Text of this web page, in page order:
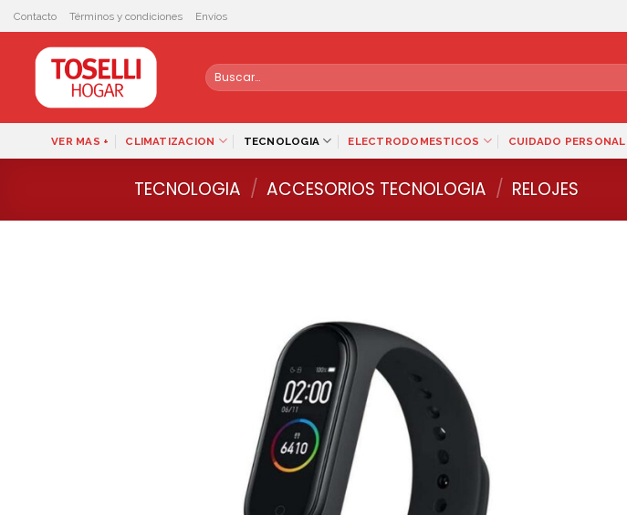
Skip
to
content
Contacto Términos y condiciones Envíos
Buscar
por:
VER MAS + CLIMATIZACION TECNOLOGIA ELECTRODOMESTICOS CUIDADO PERSONAL
TECNOLOGIA / ACCESORIOS TECNOLOGIA / RELOJES